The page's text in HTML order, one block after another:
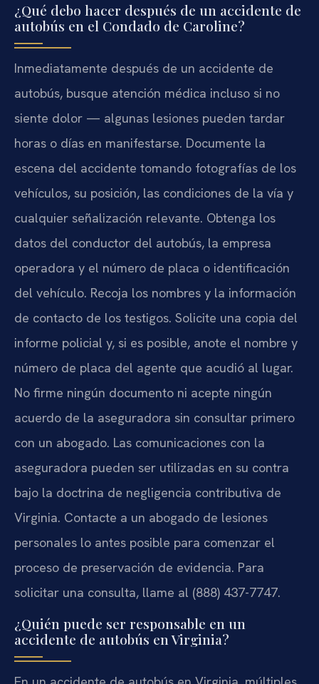
¿Qué debo hacer después de un accidente de
autobús en el Condado de Caroline?
Inmediatamente después de un accidente de
autobús, busque atención médica incluso si no
siente dolor — algunas lesiones pueden tardar
horas o días en manifestarse. Documente la
escena del accidente tomando fotografías de los
vehículos, su posición, las condiciones de la vía y
cualquier señalización relevante. Obtenga los
datos del conductor del autobús, la empresa
operadora y el número de placa o identificación
del vehículo. Recoja los nombres y la información
de contacto de los testigos. Solicite una copia del
informe policial y, si es posible, anote el nombre y
número de placa del agente que acudió al lugar.
No firme ningún documento ni acepte ningún
acuerdo de la aseguradora sin consultar primero
con un abogado. Las comunicaciones con la
aseguradora pueden ser utilizadas en su contra
bajo la doctrina de negligencia contributiva de
Virginia. Contacte a un abogado de lesiones
personales lo antes posible para comenzar el
proceso de preservación de evidencia. Para
solicitar una consulta, llame al (888) 437-7747.
¿Quién puede ser responsable en un
accidente de autobús en Virginia?